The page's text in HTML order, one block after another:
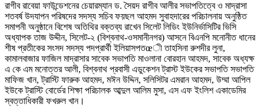
রাগীব রাবেয়া ফাউন্ডেশনের চেয়ারম্যান ড. সৈয়দ রাগীব আলীর সভাপতিত্বে ও মাদ্রাসা
শতবর্ষ উদযাপন পরিষদের সদস্য সচিব ফয়ছল আহমদ সুবাহদারের পরিচালনায় অনুষ্ঠিত
সমাপনী অনুষ্ঠানে বিশেষ অতিথির বক্তব্য রাখেন সিলেট লিডিং ইউনির্ভাসিটির ভিসি
অধ্যাপক তাজ উদ্দীন, সিলেট-২ (বিশ্বনাথ-ওসমানীনগর) আসনে বিএনপি মনোনীত ধানের
শীষ প্রতীকের সংসদ সদস্য পদপ্রার্থী ইলিয়াসপতœী তাহসিনা রুশদীর লুনা,
কামালবাজার ফাজিল মাদ্রাসার সাবেক সভাপতি মাওলানা বোরহান আহমদ, সাবেক অধ্যক্ষ
এ কে এম মনোত্তর আলী, বিশ্বনাথ প্রবাসী এডুকেশন ট্রাস্ট ইউকের সভাপতি সভাপতি
মাফিজ খান, ট্রাস্টি ফারুক আহমদ, মঈন উদ্দিন, সলিসিটর এমরান আহমদ, উম্মা আপিল
ইউকে ট্রাস্টি বোর্ডের শিক্ষা পরিচালক আব্দুল আলিম মুসা, এস এফ ইংলিশ একাডেমির
স্বত্তাধিকারী ফখরুল খান।